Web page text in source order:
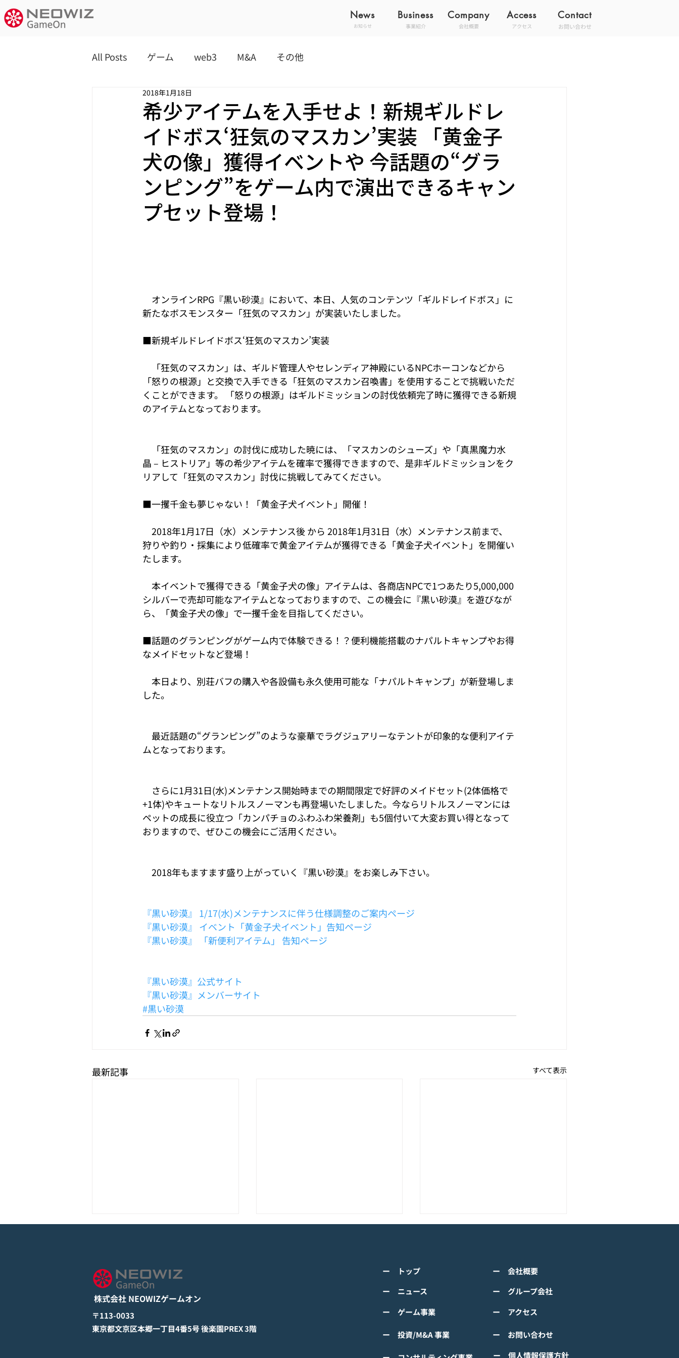
News Business
お知らせ 事業紹介
Access Contact
アクセス お問い合わせ
Company
会社概要
All Posts ゲーム web3 M&A その他
希少アイテムを入手せよ！新規ギルドレ
イドボス‘狂気のマスカン’実装 「黄金子
犬の像」獲得イベントや 今話題の“グラ
ンピング”をゲーム内で演出できるキャン
プセット登場！
2018年1月18日
オンラインRPG『黒い砂漠』において、本日、人気のコンテンツ「ギルドレイドボス」に
新たなボスモンスター「狂気のマスカン」が実装いたしました。
■新規ギルドレイドボス‘狂気のマスカン’実装
「狂気のマスカン」は、ギルド管理人やセレンディア神殿にいるNPCホーコンなどから
「怒りの根源」と交換で入手できる「狂気のマスカン召喚書」を使用することで挑戦いただ
くことができます。 「怒りの根源」はギルドミッションの討伐依頼完了時に獲得できる新規
のアイテムとなっております。
「狂気のマスカン」の討伐に成功した暁には、「マスカンのシューズ」や「真黒魔力水
晶 – ヒストリア」等の希少アイテムを確率で獲得できますので、是非ギルドミッションをク
リアして「狂気のマスカン」討伐に挑戦してみてください。
■一攫千金も夢じゃない！「黄金子犬イベント」開催！
2018年1月17日（水）メンテナンス後 から 2018年1月31日（水）メンテナンス前まで、
狩りや釣り・採集により低確率で黄金アイテムが獲得できる「黄金子犬イベント」を開催い
たします。
本イベントで獲得できる「黄金子犬の像」アイテムは、各商店NPCで1つあたり5,000,000
シルバーで売却可能なアイテムとなっておりますので、この機会に『黒い砂漠』を遊びなが
ら、「黄金子犬の像」で一攫千金を目指してください。
■話題のグランピングがゲーム内で体験できる！？便利機能搭載のナパルトキャンプやお得
なメイドセットなど登場！
本日より、別荘バフの購入や各設備も永久使用可能な「ナパルトキャンプ」が新登場しま
した。
最近話題の“グランピング”のような豪華でラグジュアリーなテントが印象的な便利アイテ
ムとなっております。
さらに1月31日(水)メンテナンス開始時までの期間限定で好評のメイドセット(2体価格で
+1体)やキュートなリトルスノーマンも再登場いたしました。今ならリトルスノーマンには
ペットの成長に役立つ「カンパチョのふわふわ栄養剤」も5個付いて大変お買い得となって
おりますので、ぜひこの機会にご活用ください。
2018年もますます盛り上がっていく『黒い砂漠』をお楽しみ下さい。
『黒い砂漠』 1/17(水)メンテナンスに伴う仕様調整のご案内ページ
『黒い砂漠』 イベント「黄金子犬イベント」告知ページ
『黒い砂漠』 「新便利アイテム」 告知ページ
『黒い砂漠』公式サイト
『黒い砂漠』メンバーサイト
#黒い砂漠
最新記事 すべて表示
けて正式リリース！
詳しくは下記PDFをご確認くださ
い。 【ゲームオン プレスリリ
ース】 モバイル新作『ぼのぼの
なにしてる？』 Google Play
StoreとApp Storeから全世界に
向けて正式リリース！ #ぼのぼの
超伝導体！最高のスリックバ
ス】 K-POPアイドル応援アプリ
体！最高のスリックバック・チャ
のぼの なにしてる？』<span
class="space"></span>グロ
詳しくは下記PDFをご確認くださ
い。 【ゲームオン プレスリリ
ース】 TVアニメーション 『ぼの
ぼの なにしてる？』事前登録受
株式会社 NEOWIZゲームオン
​〒113-0033
​東京都文京区本郷一丁目4番5号 後楽園PREX 3階
ー トップ
ー ニュース
ー ゲーム事業
ー 投資/M&A 事業
ー 会社概要
ー グループ会社
ー アクセス
ー お問い合わせ
ー 個人情報保護方針